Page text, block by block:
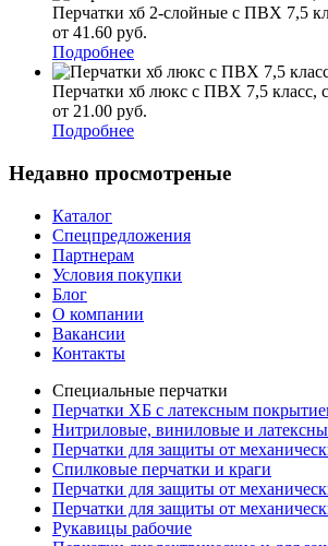
Перчатки хб 2-слойные с ПВХ 7,5
от 41.60 руб.
Подробнее
Перчатки хб люкс с ПВХ 7,5 класс,
от 21.00 руб.
Подробнее
Недавно просмотреные
Каталог
Спецпредложения
Партнерам
Условия покупки
Блог
О компании
Вакансии
Контакты
Специальные перчатки
Перчатки ХБ с латексным
Нитриловые, виниловые и
Перчатки для защиты от
Cпилковые перчатки и краги
Перчатки для защиты от
Перчатки для защиты от
Рукавицы рабочие